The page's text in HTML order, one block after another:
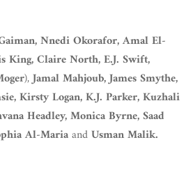
Nnedi Okorafor, Amal El-
King, Claire North, E.J. Swift,
),Jamal Mahjoub, James Smythe,
Kirsty Logan, K.J. Parker, Kuzhali
Headley, Monica Byrne, Saad
Al-MariaandUsman Malik.